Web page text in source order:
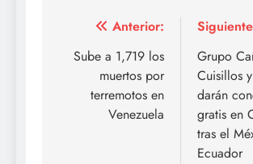
Navegación
de
entradas
Anterior:
Sube a 1,719 los
muertos por
terremotos en
Venezuela
Grupo
Cuisillos
darán
gratis en
tras el
Ecuador